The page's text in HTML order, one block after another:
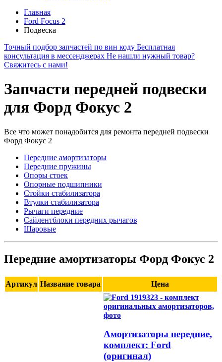
Главная
Ford Focus 2
Подвеска
Точный подбор запчастей по вин коду Бесплатная
консультация в мессенджерах Не нашли нужный товар?
Свяжитесь с нами!
Запчасти передней подвески
для Форд Фокус 2
Все что может понадобится для ремонта передней подвески
Форд Фокус 2
Передние амортизаторы
Передние пружины
Опоры стоек
Опорные подшипники
Стойки стабилизатора
Втулки стабилизатора
Рычаги передние
Сайлентблоки передних рычагов
Шаровые
Передние амортизаторы Форд Фокус 2
Артикул Название товара Цена
Амортизаторы передние,
комплект: Ford
(оригинал)